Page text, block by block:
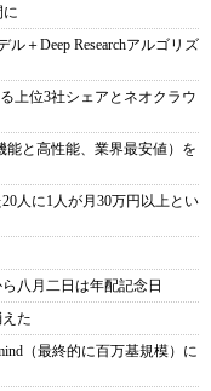
＋Deep Researchアルゴリズ
上位3社シェアとネオクラウ
能と高性能、業界最安値）を
人に1人が月30万円以上とい
八月二日は年配記念日
た
（最終的に百万基規模）に